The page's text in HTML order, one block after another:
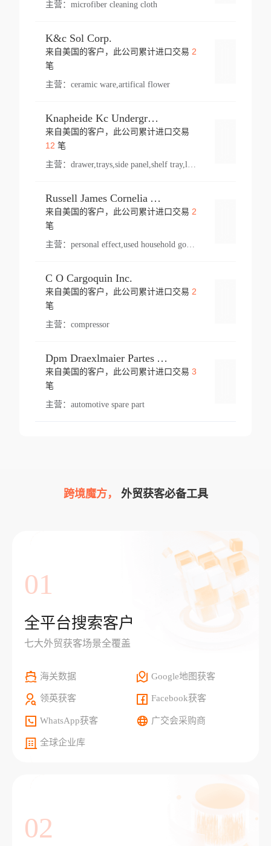
主营： microfiber cleaning cloth
K&c Sol Corp.
来自美国的客户，此公司累计进口交易 2
笔
主营： ceramic ware,artifical flower
Knapheide Kc Underground
来自美国的客户，此公司累计进口交易
12 笔
主营：
Russell James Cornelia Arlington Va
来自美国的客户，此公司累计进口交易 2
笔
主营： personal effect,used household goods
C O Cargoquin Inc.
来自美国的客户，此公司累计进口交易 2
笔
主营： compressor
Dpm Draexlmaier Partes Automotrices Corr Ind Huejotzingo
来自美国的客户，此公司累计进口交易 3
笔
主营： automotive spare part
跨境魔方， 外贸获客必备工具
01
全平台搜索客户
七大外贸获客场景全覆盖
海关数据 Google地图获客
领英获客 Facebook获客
WhatsApp获客 广交会采购商
全球企业库
02